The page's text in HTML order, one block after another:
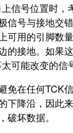
信号位置时，
信号与接地交
可用的引脚数
的接地。如果
可能改变的信
免在任何TCK
下降沿，因此
破坏数据。